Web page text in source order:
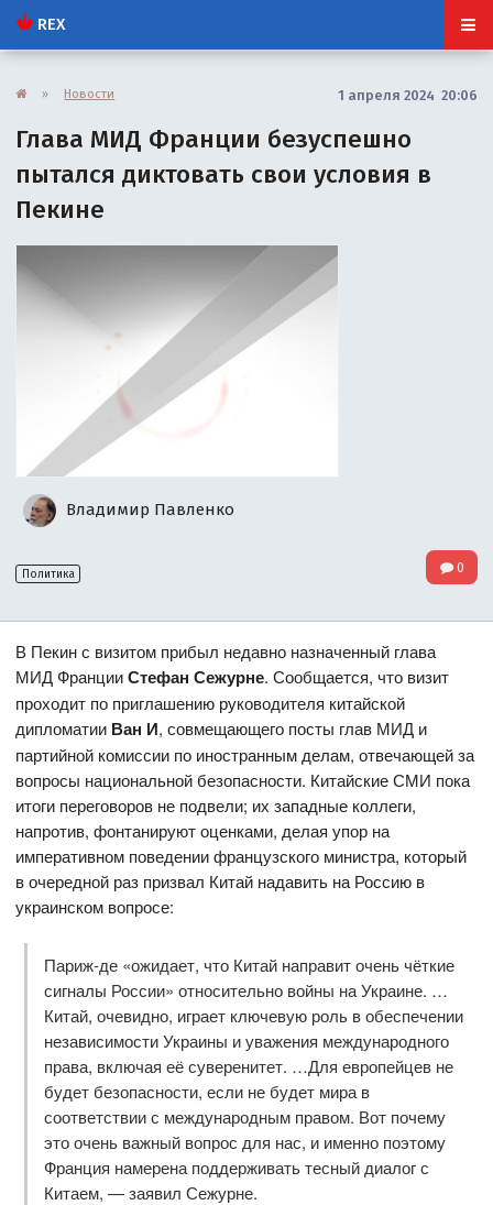
REX
» Новости 1 апреля 2024 20:06
Глава МИД Франции безуспешно
пытался диктовать свои условия в
Пекине
Владимир Павленко
Политика 0
В Пекин с визитом прибыл недавно назначенный глава
МИД ФранцииСтефан Сежурне. Сообщается, что визит
проходит по приглашению руководителя китайской
дипломатии Ван И, совмещающего посты глав МИД и
партийной комиссии по иностранным делам, отвечающей за
вопросы национальной безопасности. Китайские СМИ пока
итоги переговоров не подвели; их западные коллеги,
напротив, фонтанируют оценками, делая упор на
императивном поведении французского министра, который
в очередной раз призвал Китай надавить на Россию в
украинском вопросе:
Париж-де «ожидает, что Китай направит очень чёткие
сигналы России» относительно войны на Украине. …
Китай, очевидно, играет ключевую роль в обеспечении
независимости Украины и уважения международного
права, включая её суверенитет. …Для европейцев не
будет безопасности, если не будет мира в
соответствии с международным правом. Вот почему
это очень важный вопрос для нас, и именно поэтому
Франция намерена поддерживать тесный диалог с
Китаем, — заявил Сежурне.